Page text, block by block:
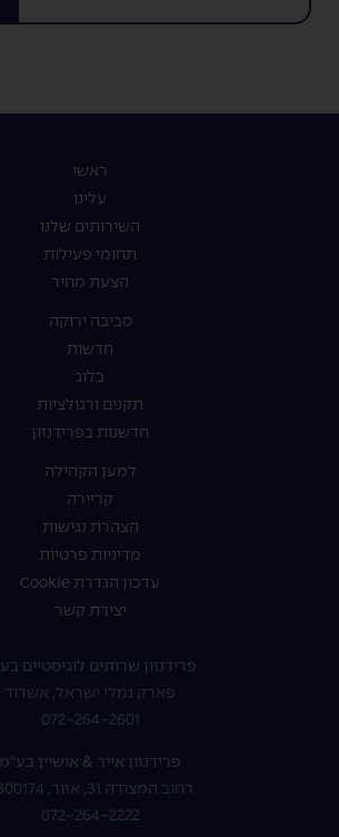
ראשי
עלינו
השירותים שלנו
תחומי פעילות
הצעת מחיר
סביבה ירוקה
חדשות
בלוג
תקנים ורגולציות
חדשנות בפרידנזון
למען הקהילה
קריירה
הצהרת נגישות
מדיניות פרטיות
עדכון הגדרת Cookie
יצירת קשר
פרידנזון שרותים לוגיסטיים
פארק נמלי ישראל, אשדוד
072-264-2601
פרידנזון אייר & אושיין בע"מ
רחוב המצודה 31, אזור, 5800174
072-264-2222